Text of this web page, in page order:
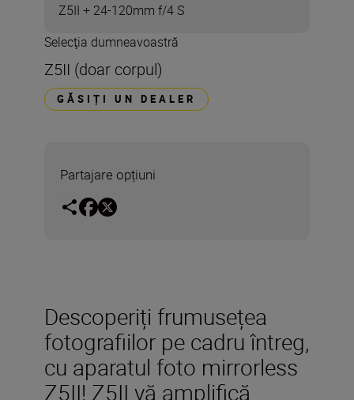
Z5II + 24-120mm f/4 S
Selecţia dumneavoastră
Z5II (doar corpul)
GĂSIȚI UN DEALER
Partajare opțiuni
Descoperiți frumusețea
fotografiilor pe cadru întreg,
cu aparatul foto mirrorless
Z5II! Z5II vă amplifică